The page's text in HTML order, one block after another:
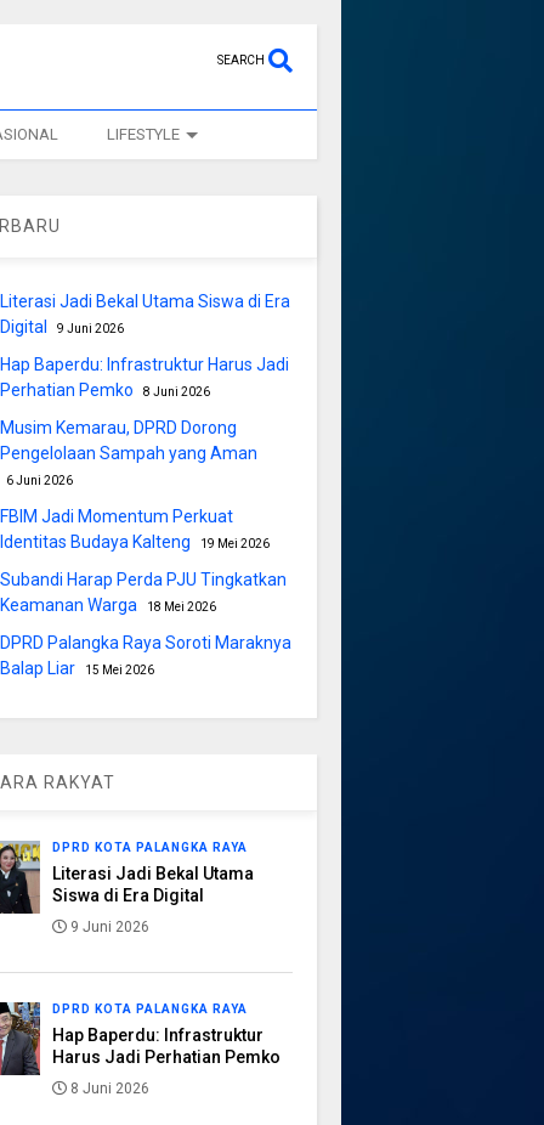
SEARCH
LIFESTYLE
Literasi Jadi Bekal Utama Siswa di Era
Digital
9 Juni 2026
Hap Baperdu: Infrastruktur Harus Jadi
Perhatian Pemko
8 Juni 2026
Musim Kemarau, DPRD Dorong
Pengelolaan Sampah yang Aman
6 Juni 2026
FBIM Jadi Momentum Perkuat
Identitas Budaya Kalteng
19 Mei 2026
Subandi Harap Perda PJU Tingkatkan
Keamanan Warga
18 Mei 2026
DPRD Palangka Raya Soroti Maraknya
Balap Liar
15 Mei 2026
RAKYAT
DPRD KOTA PALANGKA RAYA
Literasi Jadi Bekal Utama
Siswa di Era Digital
9 Juni 2026
DPRD KOTA PALANGKA RAYA
Hap Baperdu: Infrastruktur
Harus Jadi Perhatian Pemko
8 Juni 2026